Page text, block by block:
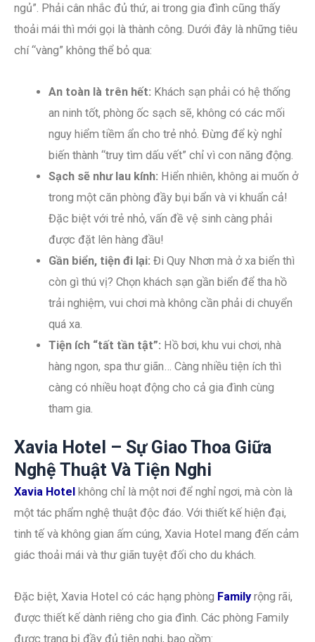
ngủ”. Phải cân nhắc đủ thứ, ai trong gia đình cũng thấy
thoải mái thì mới gọi là thành công. Dưới đây là những tiêu
chí “vàng” không thể bỏ qua:
An toàn là trên hết: Khách sạn phải có hệ thống
an ninh tốt, phòng ốc sạch sẽ, không có các mối
nguy hiểm tiềm ẩn cho trẻ nhỏ. Đừng để kỳ nghỉ
biến thành “truy tìm dấu vết” chỉ vì con năng động.
Sạch sẽ như lau kính: Hiển nhiên, không ai muốn ở
trong một căn phòng đầy bụi bẩn và vi khuẩn cả!
Đặc biệt với trẻ nhỏ, vấn đề vệ sinh càng phải
được đặt lên hàng đầu!
Gần biển, tiện đi lại: Đi Quy Nhơn mà ở xa biển thì
còn gì thú vị? Chọn khách sạn gần biển để tha hồ
trải nghiệm, vui chơi mà không cần phải di chuyển
quá xa.
Tiện ích “tất tần tật”: Hồ bơi, khu vui chơi, nhà
hàng ngon, spa thư giãn… Càng nhiều tiện ích thì
càng có nhiều hoạt động cho cả gia đình cùng
tham gia.
Xavia Hotel – Sự Giao Thoa Giữa
Nghệ Thuật Và Tiện Nghi
Xavia Hotel không chỉ là một nơi để nghỉ ngơi, mà còn là
một tác phẩm nghệ thuật độc đáo. Với thiết kế hiện đại,
tinh tế và không gian ấm cúng, Xavia Hotel mang đến cảm
giác thoải mái và thư giãn tuyệt đối cho du khách.
Đặc biệt, Xavia Hotel có các hạng phòng Familyrộng rãi,
được thiết kế dành riêng cho gia đình. Các phòng Family
được trang bị đầy đủ tiện nghi, bao gồm: